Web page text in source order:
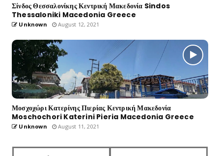
Σίνδος Θεσσαλονίκης Κεντρική Μακεδονία Sindos
Thessaloniki Macedonia Greece
Unknown August 12, 2021
Μοσχοχώρι Κατερίνης Πιερίας Κεντρική Μακεδονία
Moschochori Katerini Pieria Macedonia Greece
Unknown August 11, 2021